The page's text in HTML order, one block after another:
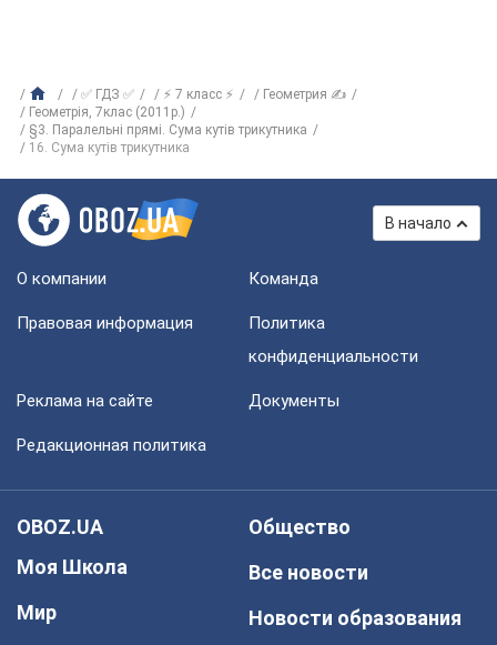
✅ ГДЗ ✅ ⚡ 7 класс ⚡
Геометрия ✍
Геометрія, 7клас (2011р.)
§3. Паралельні прямі. Сума кутів трикутника
16. Сума кутів трикутника
В начало
О компании Команда
Правовая информация
Политика
конфиденциальности
Реклама на сайте Документы
Редакционная политика
OBOZ.UA
Моя Школа
Мир
Общество
Все новости
Новости образования